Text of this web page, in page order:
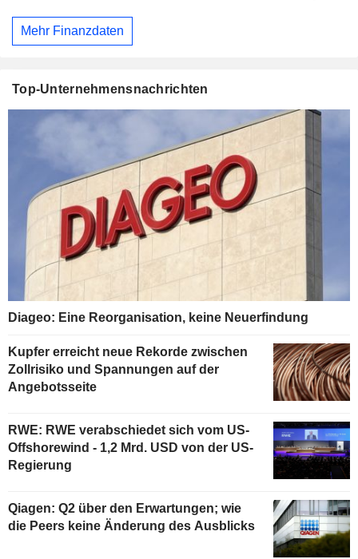
Mehr Finanzdaten
Top-Unternehmensnachrichten
Diageo: Eine Reorganisation, keine Neuerfindung
Kupfer erreicht neue Rekorde zwischen
Zollrisiko und Spannungen auf der
Angebotsseite
RWE: RWE verabschiedet sich vom US-
Offshorewind - 1,2 Mrd. USD von der US-
Regierung
Qiagen: Q2 über den Erwartungen; wie
die Peers keine Änderung des Ausblicks